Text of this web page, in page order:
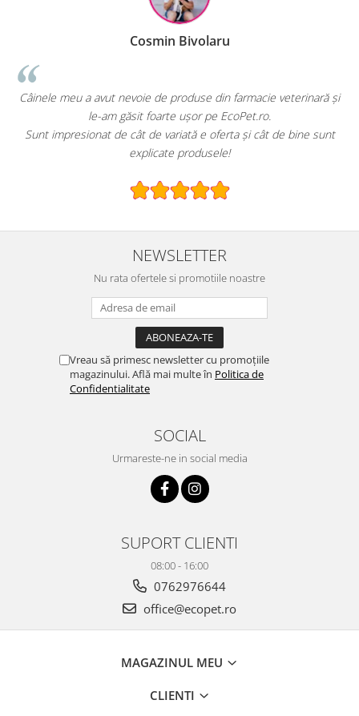
nevoie de produse din farmacie veterinară și
găsit foarte ușor pe EcoPet.ro.
de cât de variată e oferta și cât de bine sunt
EcoPet.ro este
E greu să găsești
NEWSLETTER
Nu rata ofertele si promotiile noastre
Vreau să primesc newsletter cu promoțiile
magazinului. Află mai multe în Politica de
Confidentialitate
SOCIAL
Urmareste-ne in social media
SUPORT CLIENTI
08:00 - 16:00
0762976644
office@ecopet.ro
MAGAZINUL MEU
CLIENTI